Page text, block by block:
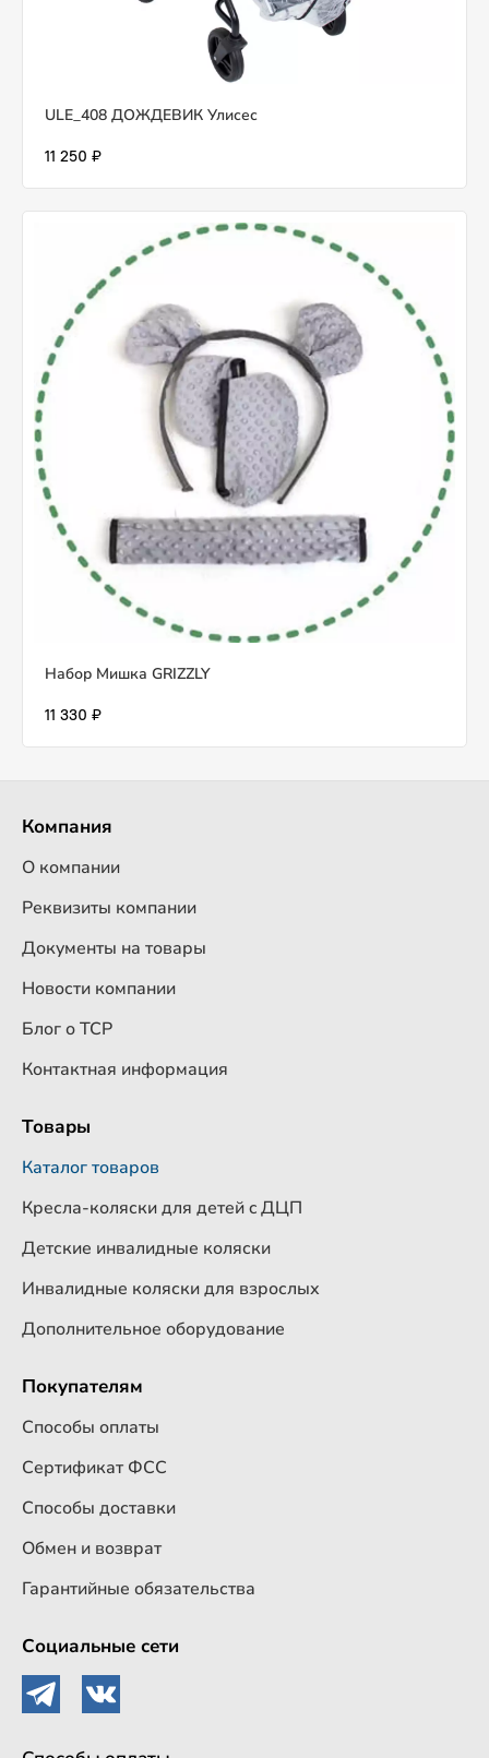
ULE_408 ДОЖДЕВИК Улисес
11 250 ₽
Набор Мишка GRIZZLY
11 330 ₽
Компания
О компании
Реквизиты компании
Документы на товары
Новости компании
Блог о ТСР
Контактная информация
Товары
Каталог товаров
Кресла-коляски для детей c ДЦП
Детские инвалидные коляски
Инвалидные коляски для взрослых
Дополнительное оборудование
Покупателям
Способы оплаты
Сертификат ФСС
Способы доставки
Обмен и возврат
Гарантийные обязательства
Социальные сети